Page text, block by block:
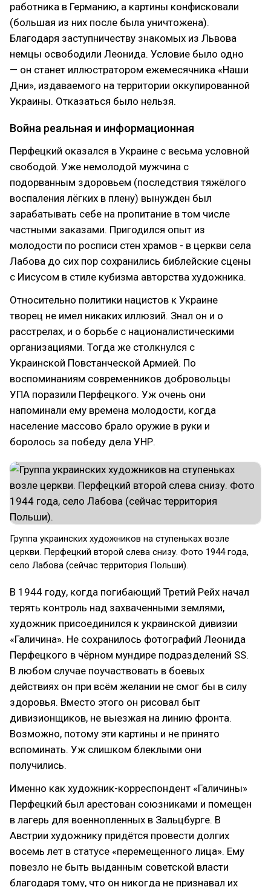
работника в Германию, а картины конфисковали
(большая из них после была уничтожена).
Благодаря заступничеству знакомых из Львова
немцы освободили Леонида. Условие было одно
— он станет иллюстратором ежемесячника «Наши
Дни»‎, издаваемого на территории оккупированной
Украины. Отказаться было нельзя.
Война реальная и информационная
Перфецкий оказался в Украине с весьма условной
свободой. Уже немолодой мужчина с
подорванным здоровьем (последствия тяжёлого
воспаления лёгких в плену) вынужден был
зарабатывать себе на пропитание в том числе
частными заказами. Пригодился опыт из
молодости по росписи стен храмов - в церкви села
Лабова до сих пор сохранились библейские сцены
с Иисусом в стиле кубизма авторства художника.
Относительно политики нацистов к Украине
творец не имел никаких иллюзий. Знал он и о
расстрелах, и о борьбе с националистическими
организациями. Тогда же столкнулся с
Украинской Повстанческой Армией. По
воспоминаниям современников добровольцы
УПА поразили Перфецкого. Уж очень они
напоминали ему времена молодости, когда
население массово брало оружие в руки и
боролось за победу дела УНР.
Группа украинских художников на ступеньках возле
церкви. Перфецкий второй слева снизу. Фото 1944 года,
село Лабова (сейчас территория Польши).
В 1944 году, когда погибающий Третий Рейх начал
терять контроль над захваченными землями,
художник присоединился к украинской дивизии
«Галичина»‎. Не сохранилось фотографий Леонида
Перфецкого в чёрном мундире подразделений SS.
В любом случае поучаствовать в боевых
действиях он при всём желании не смог бы в силу
здоровья. Вместо этого он рисовал быт
дивизионщиков, не выезжая на линию фронта.
Возможно, потому эти картины и не принято
вспоминать. Уж слишком блеклыми они
получились.
Именно как художник-корреспондент «Галичины»‎
Перфецкий был арестован союзниками и помещен
в лагерь для военнопленных в Зальцбурге. В
Австрии художнику придётся провести долгих
восемь лет в статусе «перемещенного лица»‎. Ему
повезло не быть выданным советской власти
благодаря тому, что он никогда не признавал их